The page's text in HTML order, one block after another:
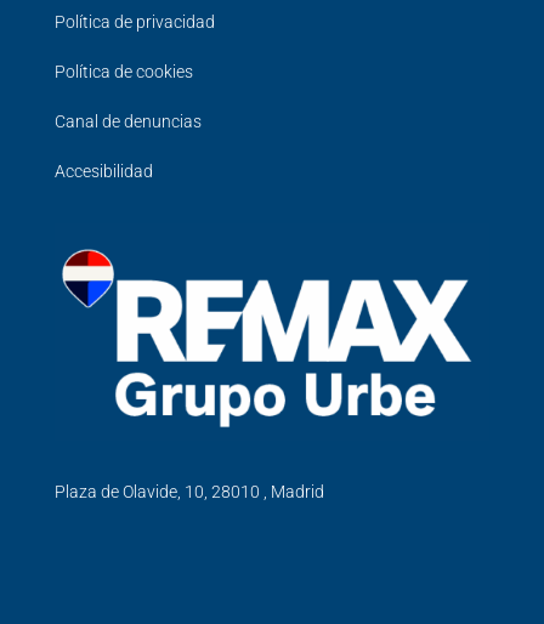
Política de privacidad
Política de cookies
Canal de denuncias
Accesibilidad
Plaza de Olavide, 10, 28010 , Madrid